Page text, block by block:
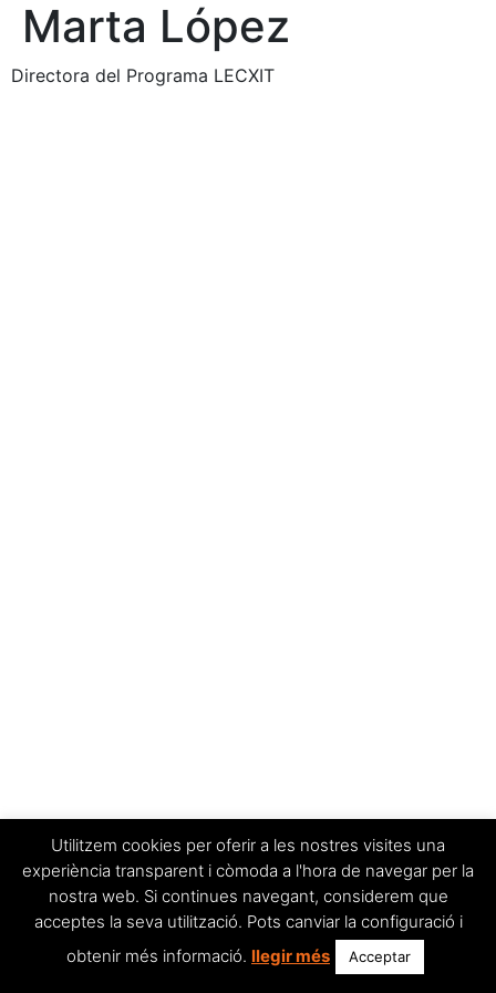
Marta López
Directora del Programa LECXIT
Utilitzem cookies per oferir a les nostres visites una
experiència transparent i còmoda a l'hora de navegar per la
nostra web. Si continues navegant, considerem que
acceptes la seva utilització. Pots canviar la configuració i
obtenir més informació. llegir més Acceptar